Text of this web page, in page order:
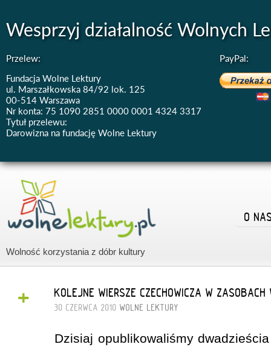
Wesprzyj działalność Wolnych
Przelew:
Fundacja Wolne Lektury
ul. Marszałkowska 84/92 lok. 125
00-514 Warszawa
Nr konta: 75 1090 2851 0000 0001 4324 3317
Tytuł przelewu:
Darowizna na fundację Wolne Lektury
PayPal:
Wolność korzystania z dóbr kultury
O
+ KOLEJNE WIERSZE CZECHOWICZA W
30 CZERWCA 2010 WOLNE LEKTURY
Dzisiaj opublikowaliśmy